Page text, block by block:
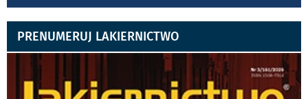
PRENUMERUJ LAKIERNICTWO